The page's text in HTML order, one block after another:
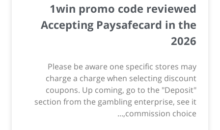
1win promo code reviewed
Accepting Paysafecard in the
2026
Please be aware one specific stores may
charge a charge when selecting discount
coupons. Up coming, go to the "Deposit"
section from the gambling enterprise, see it
commission choice,...